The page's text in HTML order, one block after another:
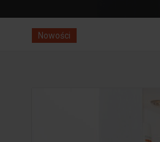
Nowości